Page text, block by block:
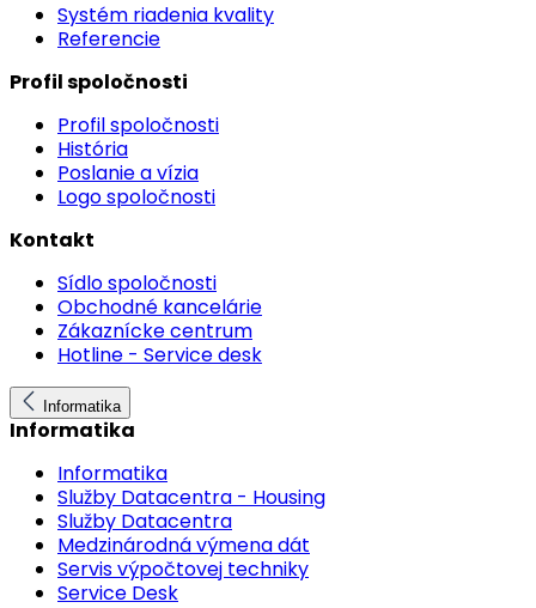
Systém riadenia kvality
Referencie
Profil spoločnosti
Profil spoločnosti
História
Poslanie a vízia
Logo spoločnosti
Kontakt
Sídlo spoločnosti
Obchodné kancelárie
Zákaznícke centrum
Hotline - Service desk
Informatika
Informatika
Informatika
Služby Datacentra - Housing
Služby Datacentra
Medzinárodná výmena dát
Servis výpočtovej techniky
Service Desk